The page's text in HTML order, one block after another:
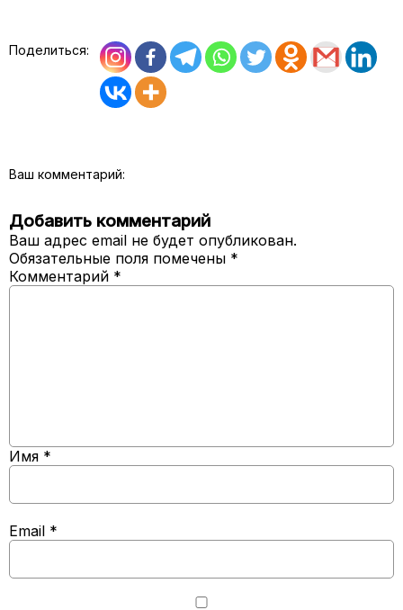
Поделиться:
Ваш комментарий:
Добавить комментарий
Ваш адрес email не будет опубликован.
Обязательные поля помечены *
Комментарий *
Имя *
Email *